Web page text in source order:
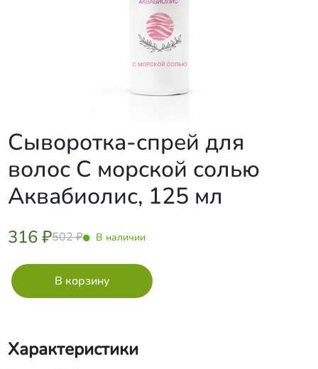
Сыворотка-спрей для
волос С морской солью
Аквабиолис, 125 мл
316 ₽502 ₽ В наличии
Характеристики